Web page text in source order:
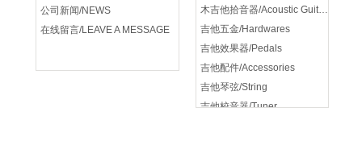
公司新闻/NEWS
在线留言/LEAVE A MESSAGE
木吉他拾音器/Acoustic Guitar Pickup
吉他五金/Hardwares
吉他效果器/Pedals
吉他配件/Accessories
吉他琴弦/String
吉他校音器/Tuner